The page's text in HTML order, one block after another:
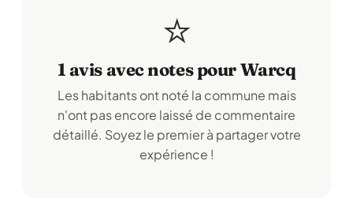
⭐
1 avis avec notes pour Warcq
Les habitants ont noté la commune mais
n'ont pas encore laissé de commentaire
détaillé. Soyez le premier à partager votre
expérience !